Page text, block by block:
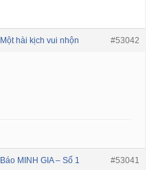
Một hài kịch vui nhộn #53042
Báo MINH GIA – Số 1 #53041